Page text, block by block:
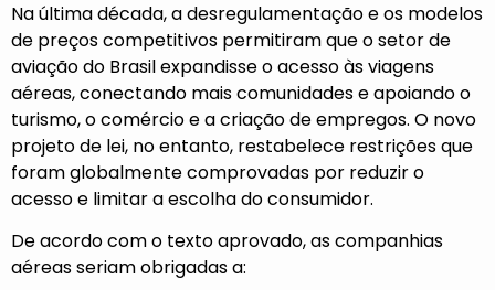
Na última década, a desregulamentação e os modelos
de preços competitivos permitiram que o setor de
aviação do Brasil expandisse o acesso às viagens
aéreas, conectando mais comunidades e apoiando o
turismo, o comércio e a criação de empregos. O novo
projeto de lei, no entanto, restabelece restrições que
foram globalmente comprovadas por reduzir o
acesso e limitar a escolha do consumidor.
De acordo com o texto aprovado, as companhias
aéreas seriam obrigadas a: